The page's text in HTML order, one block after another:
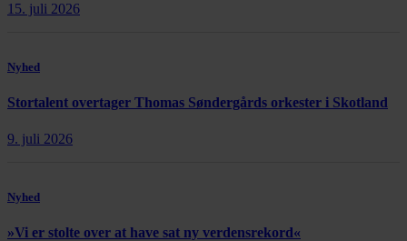
15. juli 2026
Nyhed
Stortalent overtager Thomas Søndergårds orkester i Skotland
9. juli 2026
Nyhed
»Vi er stolte over at have sat ny verdensrekord«